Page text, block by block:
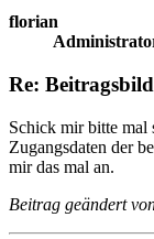
florian
Re:
Schick mir bitte mal
Zugangsdaten der
mir das mal an.
Beitrag geändert